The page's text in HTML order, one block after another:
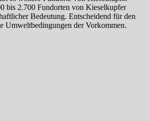
bis 2.700 Fundorten von Kieselkupfer
Bedeutung. Entscheidend für den
Umweltbedingungen der Vorkommen.